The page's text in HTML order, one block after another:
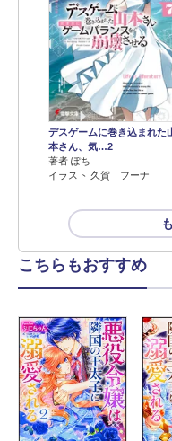
デスゲームに巻き込まれた
本さん、気…2
著者 ぽち
イラスト 久賀 フーナ
こちらもおすすめ